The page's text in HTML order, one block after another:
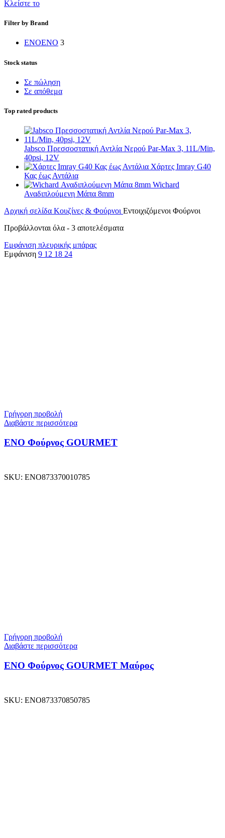
Κλείστε το
Filter by Brand
ENOENO 3
Stock status
Σε πώληση
Σε απόθεμα
Top rated products
Jabsco Πρεσσοστατική Αντλία Νερού Par-Max 3, 11L/Min,
40psi, 12V
Χάρτες Imray G40
Κας έως Αντάλια
Wichard
Αναδιπλούμενη Μάπα 8mm
Αρχική σελίδα Κουζίνες & Φούρνοι Εντοιχιζόμενοι Φούρνοι
Προβάλλονται όλα - 3 αποτελέσματα
Εμφάνιση πλευρικής μπάρας
Εμφάνιση 9 12 18 24
Γρήγορη προβολή
Διαβάστε περισσότερα
ENO Φούρνος GOURMET
SKU: ENO873370010785
Γρήγορη προβολή
Διαβάστε περισσότερα
ENO Φούρνος GOURMET Μαύρος
SKU: ENO873370850785